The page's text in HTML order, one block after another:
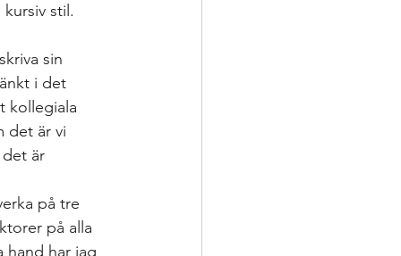
stil.
sin
i det
kollegiala
det är vi
är
på tre
på alla
hand har jag